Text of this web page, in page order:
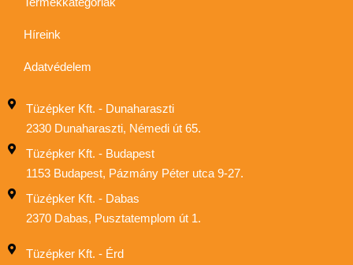
Híreink
Adatvédelem
Tüzépker Kft. - Dunaharaszti
2330 Dunaharaszti, Némedi út 65.
Tüzépker Kft. - Budapest
1153 Budapest, Pázmány Péter utca 9-27.
Tüzépker Kft. - Dabas
2370 Dabas, Pusztatemplom út 1.
Tüzépker Kft. - Érd